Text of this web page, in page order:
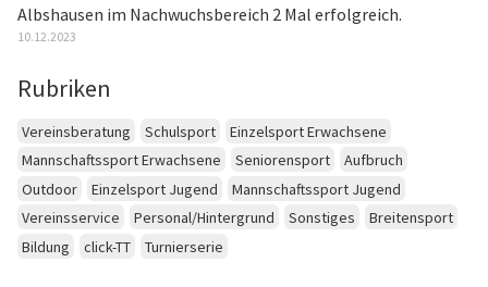
Albshausen im Nachwuchsbereich 2 Mal erfolgreich.
10.12.2023
Rubriken
Vereinsberatung Schulsport
Einzelsport Erwachsene
Mannschaftssport Erwachsene
Seniorensport
Aufbruch
Outdoor
Einzelsport Jugend
Mannschaftssport Jugend
Vereinsservice
Personal/Hintergrund Sonstiges
Breitensport
Bildung
click-TT Turnierserie